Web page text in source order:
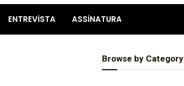
ENTREVISTA ASSINATURA
Browse by Category